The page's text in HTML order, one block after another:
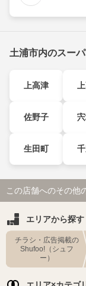
土浦市内のスー
上高津
佐野子
生田町
この店舗へのその他
エリアから探す
チラシ・広告掲載の
Shufoo!（シュフ
ー）